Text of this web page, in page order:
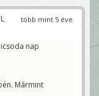
több mint 5 éve
nap
Mármint